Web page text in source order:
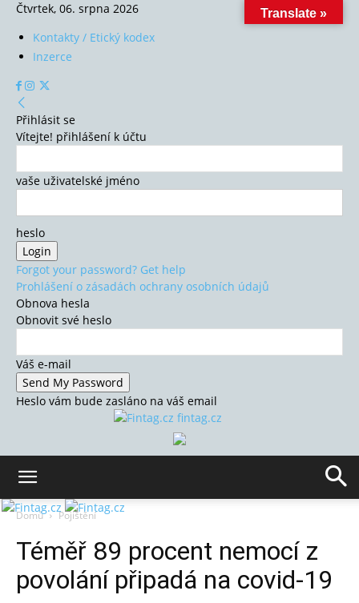
Čtvrtek, 06. srpna 2026
Kontakty / Etický kodex
Inzerce
Přihlásit se
Vítejte! přihlášení k účtu
vaše uživatelské jméno
heslo
Forgot your password? Get help
Prohlášení o zásadách ochrany osobních údajů
Obnova hesla
Obnovit své heslo
Váš e-mail
Heslo vám bude zasláno na váš email
fintag.cz
Domů Pojištění
Téměř 89 procent nemocí z
povolání připadá na covid-19
Translate »